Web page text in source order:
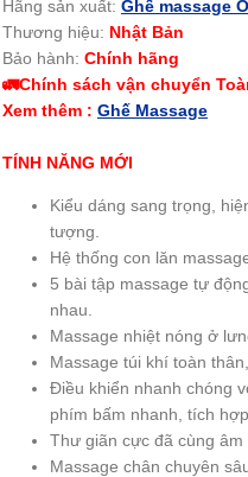
Hãng sản xuất: Ghế massage
Thương hiệu: Nhật Bản
Bảo hành: Chính hãng
🚛Chính sách vận chuyển
Xem thêm : Ghế Massage
TÍNH NĂNG MỚI
Kiểu dáng sang trọng,
tượng.
Hệ thống con lăn
5 bài tập massage tự
nhau.
Massage nhiệt nóng ở
Massage túi khí toàn
Điều khiển nhanh chóng
phím bấm nhanh, tích
Thư giãn cực đã cùng âm
Massage chân chuyên